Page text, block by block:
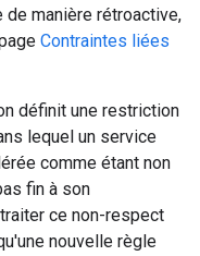
manière rétroactive,
Contraintes liées
définit une restriction
lequel un service
comme étant non
fin à son
ce non-respect
nouvelle règle